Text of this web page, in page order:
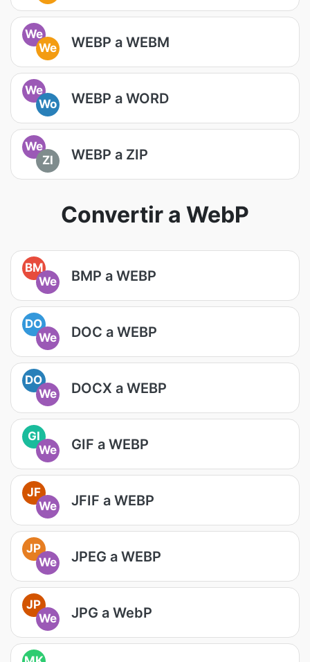
We
We
WEBP a WEBM
We
Wo
WEBP a WORD
We
ZI
WEBP a ZIP
Convertir a WebP
BM
We
BMP a WEBP
DO
We
DOC a WEBP
DO
We
DOCX a WEBP
GI
We
GIF a WEBP
JF
We
JFIF a WEBP
JP
We
JPEG a WEBP
JP
We
JPG a WebP